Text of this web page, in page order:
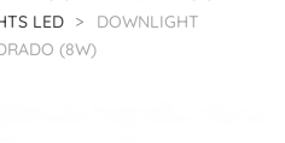
LED
DOWNLIGHT
(8W)